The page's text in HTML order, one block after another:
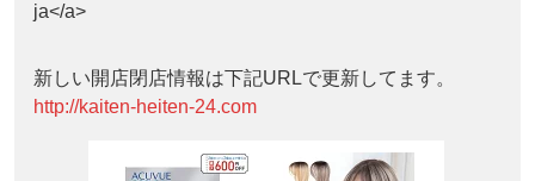
ja</a>
新しい開店閉店情報は下記URLで更新してます。
http://kaiten-heiten-24.com